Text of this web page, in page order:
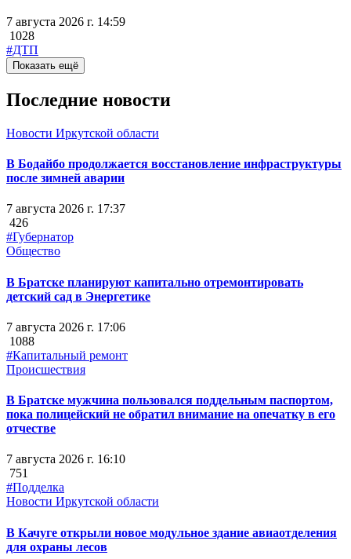
7 августа 2026 г. 14:59
1028
#ДТП
Показать ещё
Последние новости
Новости Иркутской области
В Бодайбо продолжается восстановление инфраструктуры
после зимней аварии
7 августа 2026 г. 17:37
426
#Губернатор
Общество
В Братске планируют капитально отремонтировать
детский сад в Энергетике
7 августа 2026 г. 17:06
1088
#Капитальный ремонт
Происшествия
В Братске мужчина пользовался поддельным паспортом,
пока полицейский не обратил внимание на опечатку в его
отчестве
7 августа 2026 г. 16:10
751
#Подделка
Новости Иркутской области
В Качуге открыли новое модульное здание авиаотделения
для охраны лесов